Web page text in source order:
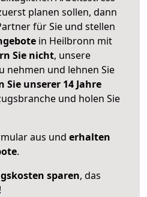
planen sollen, dann
für Sie und stellen
in Heilbronn mit
Sie nicht, unsere
nehmen und lehnen Sie
Sie unserer 14 Jahre
und holen Sie
aus und erhalten
.
sparen, das